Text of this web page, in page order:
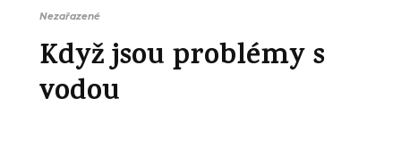
Nezařazené
Když jsou problémy s
vodou